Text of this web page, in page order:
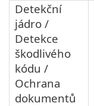
Detekční
jádro /
Detekce
škodlivého
kódu /
Ochrana
dokumentů